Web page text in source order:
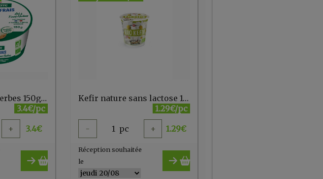
Fromage frais herbes 150g BONNETERRE
3.4€/pc
+ 3.4€
Kefir nature sans lactose 150 gr Biedermann
1.29€/pc
- 1 pc + 1.29€
Réception souhaitée
le